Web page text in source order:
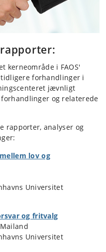
kerneområde i FAOS'
tidligere forhandlinger i
jævnligt
og relaterede
rapporter, analyser og
lov og
Universitet
og fritvalg
Universitet